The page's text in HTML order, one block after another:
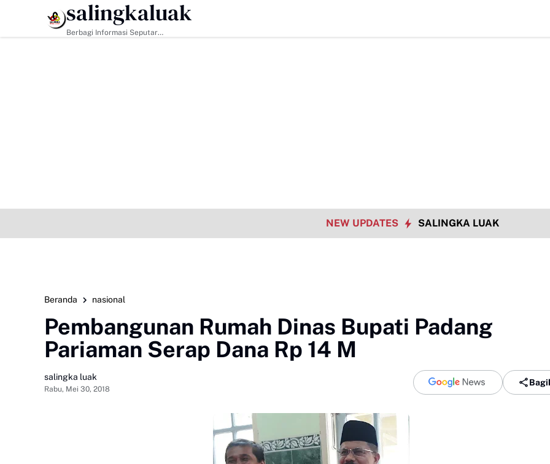
HEADLINE
salingkaluak
Berbagi Informasi Seputar
NEW UPDATES SALINGKA LUAK
Beranda nasional
Pembangunan Rumah Dinas Bupati Padang
Pariaman Serap Dana Rp 14 M
salingka luak
Rabu, Mei 30, 2018